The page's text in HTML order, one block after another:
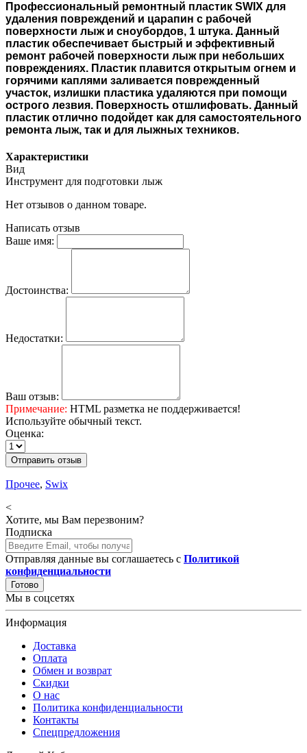
Профессиональный ремонтный пластик SWIX для
удаления повреждений и царапин с рабочей
поверхности лыж и сноубордов, 1 штука. Данный
пластик обеспечивает быстрый и эффективный
ремонт рабочей поверхности лыж при небольших
повреждениях. Пластик плавится открытым огнем и
горячими каплями заливается поврежденный
участок, излишки пластика удаляются при помощи
острого лезвия. Поверхность отшлифовать. Данный
пластик отлично подойдет как для самостоятельного
ремонта лыж, так и для лыжных техников.
Характеристики
Вид
Инструмент для подготовки лыж
Нет отзывов о данном товаре.
Написать отзыв
Ваше имя:
Достоинства:
Недостатки:
Ваш отзыв:
Примечание: HTML разметка не поддерживается!
Используйте обычный текст.
Оценка:
Отправить отзыв
Прочее, Swix
<
Хотите, мы Вам перезвоним?
Подписка
Отправляя данные вы соглашаетесь с Политикой
конфиденциальности
Готово
Мы в соцсетях
Информация
Доставка
Оплата
Обмен и возврат
Скидки
О нас
Политика конфиденциальности
Контакты
Спецпредложения